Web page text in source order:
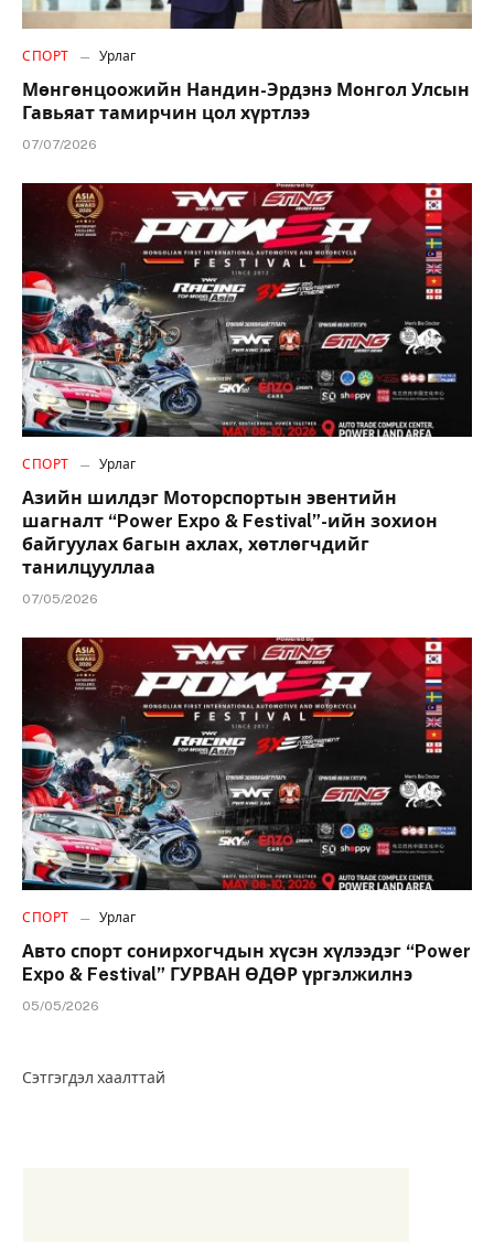
СПОРТ Урлаг
Мөнгөнцоожийн Нандин-Эрдэнэ Монгол Улсын
Гавьяат тамирчин цол хүртлээ
07/07/2026
СПОРТ Урлаг
Азийн шилдэг Моторспортын эвентийн
шагналт “Power Expo & Festival”-ийн зохион
байгуулах багын ахлах, хөтлөгчдийг
танилцууллаа
07/05/2026
СПОРТ Урлаг
Авто спорт сонирхогчдын хүсэн хүлээдэг “Power
Expo & Festival” ГУРВАН ӨДӨР үргэлжилнэ
05/05/2026
Сэтгэгдэл хаалттай